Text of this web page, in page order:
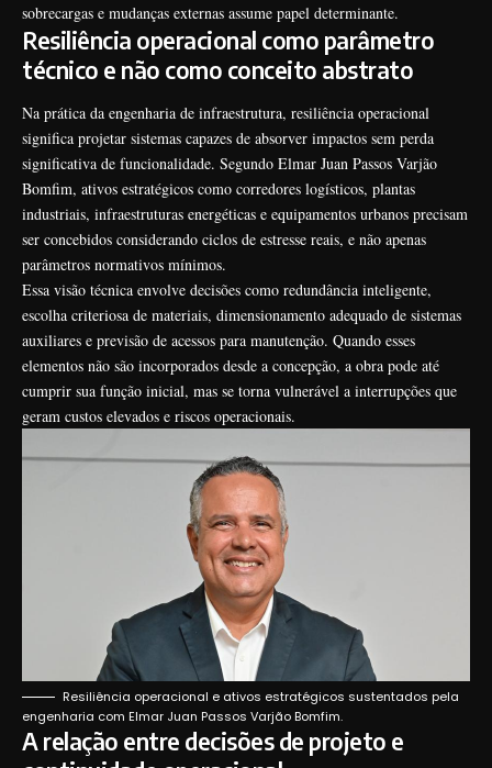
sobrecargas e mudanças externas assume papel determinante.
Resiliência operacional como parâmetro
técnico e não como conceito abstrato
Na prática da engenharia de infraestrutura, resiliência operacional
significa projetar sistemas capazes de absorver impactos sem perda
significativa de funcionalidade. Segundo Elmar Juan Passos Varjão
Bomfim, ativos estratégicos como corredores logísticos, plantas
industriais, infraestruturas energéticas e equipamentos urbanos precisam
ser concebidos considerando ciclos de estresse reais, e não apenas
parâmetros normativos mínimos.
Essa visão técnica envolve decisões como redundância inteligente,
escolha criteriosa de materiais, dimensionamento adequado de sistemas
auxiliares e previsão de acessos para manutenção. Quando esses
elementos não são incorporados desde a concepção, a obra pode até
cumprir sua função inicial, mas se torna vulnerável a interrupções que
geram custos elevados e riscos operacionais.
Resiliência operacional e ativos estratégicos sustentados pela
engenharia com Elmar Juan Passos Varjão Bomfim.
A relação entre decisões de projeto e